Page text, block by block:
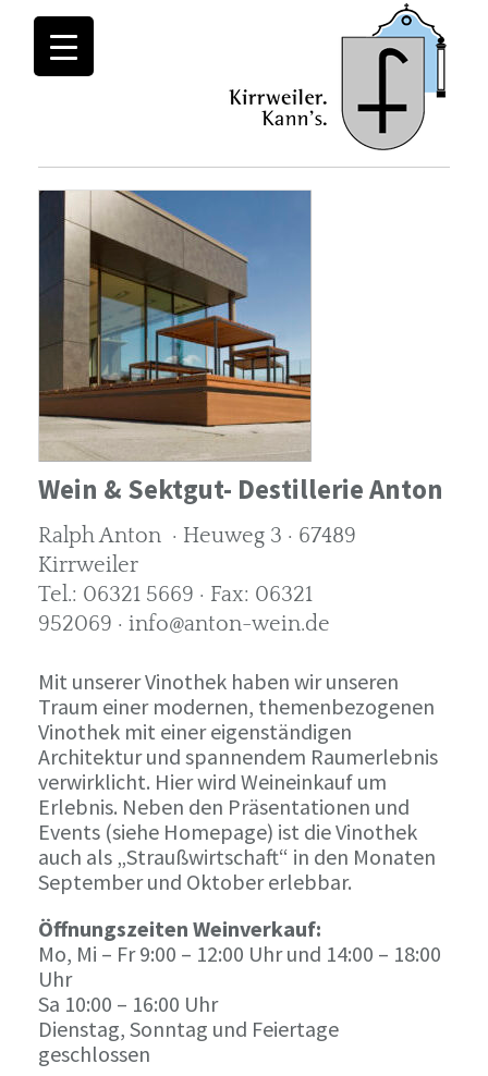
Wein & Sektgut- Destillerie Anton
Ralph Anton · Heuweg 3 · 67489
Kirrweiler
Tel.: 06321 5669 · Fax: 06321
952069 · info@anton-wein.de
Mit unserer Vinothek haben wir unseren
Traum einer modernen, themenbezogenen
Vinothek mit einer eigenständigen
Architektur und spannendem Raumerlebnis
verwirklicht. Hier wird Weineinkauf um
Erlebnis. Neben den Präsentationen und
Events (siehe Homepage) ist die Vinothek
auch als „Straußwirtschaft“ in den Monaten
September und Oktober erlebbar.
Öffnungszeiten Weinverkauf:
Mo, Mi – Fr 9:00 – 12:00 Uhr und 14:00 – 18:00
Uhr
Sa 10:00 – 16:00 Uhr
Dienstag, Sonntag und Feiertage
geschlossen